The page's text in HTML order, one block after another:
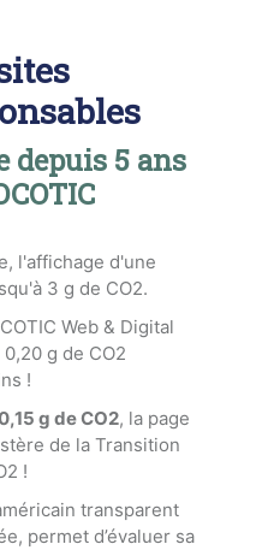
depuis 5 ans
l'affichage d'une
3 g de CO2.
Web & Digital
g de CO2
!
g de CO2, la page
de la Transition
!
transparent
permet d’évaluer sa